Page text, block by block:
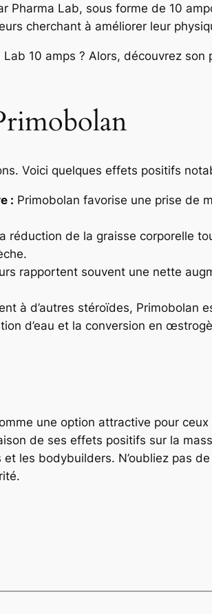
Pharma Lab, sous forme de 10
cherchant à améliorer leur
10 amps ? Alors, découvrez
Voici quelques effets positifs
: Primobolan favorise une prise de
réduction de la graisse corporelle
rapportent souvent une nette
à d’autres stéroïdes, Primobolan
d’eau et la conversion en
une option attractive pour
de ses effets positifs sur la
les bodybuilders. N’oubliez pas